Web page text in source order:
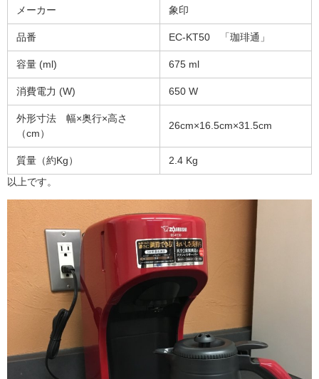
メーカー 象印
品番 EC-KT50 「珈琲通」
容量 (ml) 675 ml
消費電力 (W) 650 W
外形寸法 幅×奥行×高さ
（cm）
26cm×16.5cm×31.5cm
質量（約Kg） 2.4 Kg
以上です。